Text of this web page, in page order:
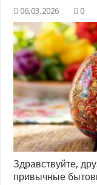
0
Здравствуйте,
привычные